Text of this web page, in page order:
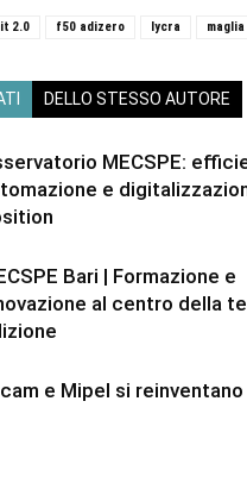
2.0 f50 adizero lycra maglia
DELLO STESSO AUTORE
MECSPE:
e
Bari | Formazione e
al centro della
e Mipel si reinventano